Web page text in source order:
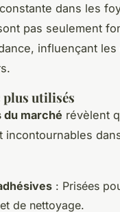
dans les
pas seulement
influençant
plus utilisés
du marché révèlent
incontournables
: Prisées
de nettoyage.